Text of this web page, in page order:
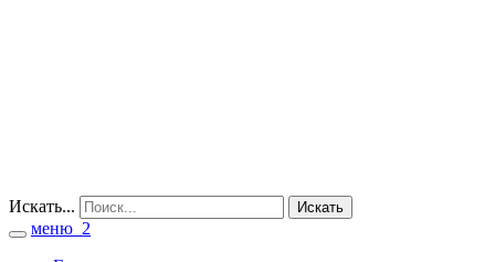
Искать... Искать
Toggle
navigation
меню_2